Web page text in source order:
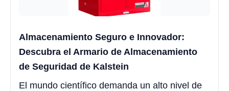
Almacenamiento Seguro e Innovador:
Descubra el Armario de Almacenamiento
de Seguridad de Kalstein
El mundo científico demanda un alto nivel de